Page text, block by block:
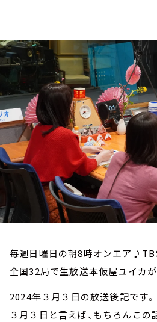
お知らせ
イベント・グッズ
YouTube
会社情報
毎週日曜日の朝8時オンエア
全国32局で生放送本仮屋ユイカが
2024年３月３日の放送後記です。
３月３日と言えば、もちろんこの